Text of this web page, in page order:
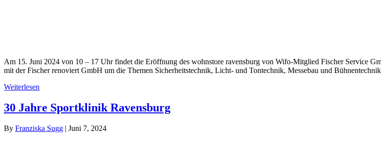
Am 15. Juni 2024 von 10 – 17 Uhr fin­det die Eröff­nung des wohns­to­re ravens­burg von Wifo-Mit­­­glied Fischer Ser­vice
mit der Fischer reno­viert GmbH um die The­men Sicher­heits­tech­nik, Licht- und Ton­tech­nik, Mes­se­bau und
Wei­ter­le­sen
30 Jah­re Sport­kli­nik Ravensburg
By Fran­zis­ka Sugg | Juni 7, 2024